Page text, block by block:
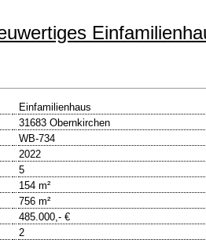
Einfamilienhaus
31683 Obernkirchen
WB-734
2022
5
154 m²
756 m²
485.000,- €
2